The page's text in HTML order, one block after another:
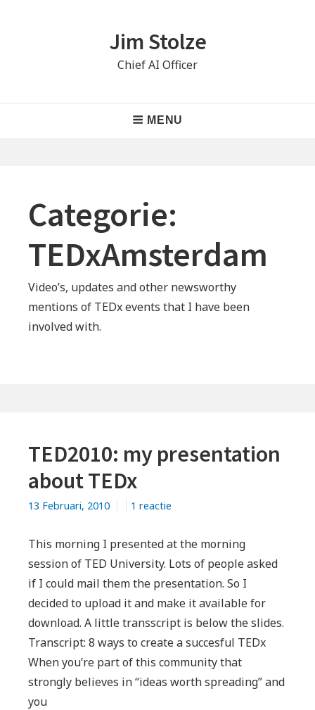
Jim Stolze
Chief AI Officer
MENU
Categorie:
TEDxAmsterdam
Video’s, updates and other newsworthy
mentions of TEDx events that I have been
involved with.
TED2010: my presentation
about TEDx
13 Februari, 2010 1 reactie
my
presentation
This morning I presented at the morning
session of TED University. Lots of people asked
if I could mail them the presentation. So I
decided to upload it and make it available for
download. A little transscript is below the slides.
Transcript: 8 ways to create a succesful TEDx
When you’re part of this community that
strongly believes in “ideas worth spreading” and
you